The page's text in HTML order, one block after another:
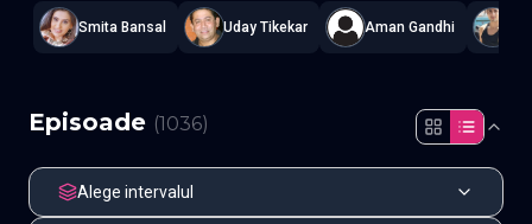
Smita Bansal Uday Tikekar Aman Gandhi
Episoade (1036)
Alege intervalul